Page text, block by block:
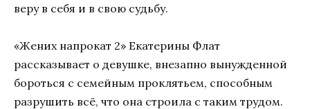
веру в себя и в свою судьбу.
«Жених напрокат 2» Екатерины Флат
рассказывает о девушке, внезапно вынужденной
бороться с семейным проклятьем, способным
разрушить всё, что она строила с таким трудом.